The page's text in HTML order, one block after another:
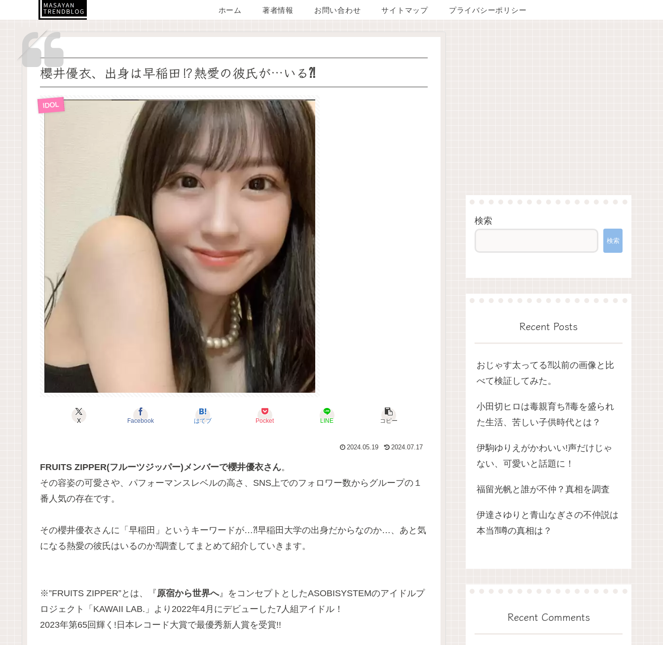
ホーム 著者情報 お問い合わせ サイトマップ プライバシーポリシー
櫻井優衣、出身は早稲田⁉熱愛の彼氏が…いる⁈
IDOL
X Facebook はてブ Pocket LINE コピー
2024.05.19 2024.07.17
FRUITS ZIPPER(フルーツジッパー)メンバーで櫻井優衣さん。
その容姿の可愛さや、パフォーマンスレベルの高さ、SNS上でのフォロワー数からグループの１
番人気の存在です。
その櫻井優衣さんに「早稲田」というキーワードが…⁈早稲田大学の出身だからなのか…、あと気
になる熱愛の彼氏はいるのか⁈調査してまとめて紹介していきます。
※”FRUITS ZIPPER”とは、『原宿から世界へ』をコンセプトとしたASOBISYSTEMのアイドルプ
ロジェクト「KAWAII LAB.」より2022年4月にデビューした7人組アイドル！
2023年第65回輝く!日本レコード大賞で最優秀新人賞を受賞!!
検索
検索
Recent Posts
おじゃす太ってる⁈以前の画像と比
べて検証してみた。
小田切ヒロは毒親育ち⁈毒を盛られ
た生活、苦しい子供時代とは？
伊駒ゆりえがかわいい!声だけじゃ
ない、可愛いと話題に！
福留光帆と誰が不仲？真相を調査
伊達さゆりと青山なぎさの不仲説は
本当⁈噂の真相は？
Recent Comments